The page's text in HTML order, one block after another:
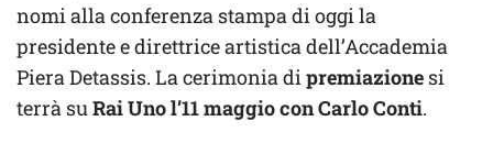
nomi alla conferenza stampa di oggi la
presidente e direttrice artistica dell’Accademia
Piera Detassis. La cerimonia dipremiazione si
terrà suRai Uno l’11 maggio con Carlo Conti.